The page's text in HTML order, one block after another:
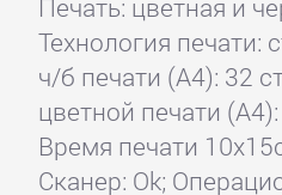
Печать: цветная и
Технология печати:
ч/б печати (А4): 32
цветной печати
Время печати
Сканер: Ok;